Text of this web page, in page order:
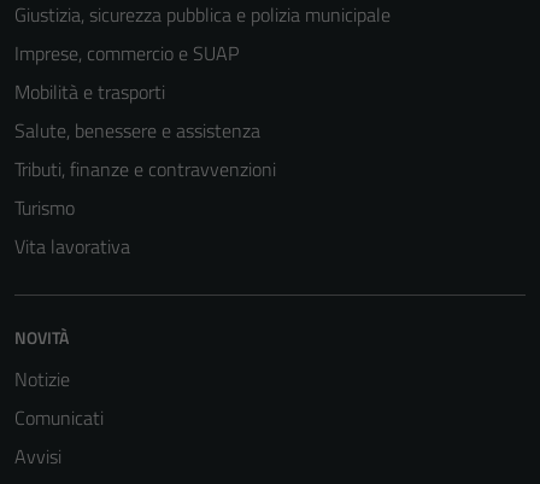
Giustizia, sicurezza pubblica e polizia municipale
Imprese, commercio e SUAP
Mobilità e trasporti
Salute, benessere e assistenza
Tributi, finanze e contravvenzioni
Turismo
Vita lavorativa
NOVITÀ
Notizie
Comunicati
Avvisi
essere